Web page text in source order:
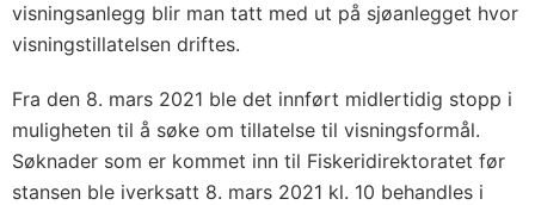
visningsanlegg blir man tatt med ut på sjøanlegget hvor
visningstillatelsen driftes.
Fra den 8. mars 2021 ble det innført midlertidig stopp i
muligheten til å søke om tillatelse til visningsformål.
Søknader som er kommet inn til Fiskeridirektoratet før
stansen ble iverksatt 8. mars 2021 kl. 10 behandles i